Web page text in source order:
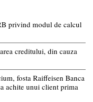
privind modul de calcul
creditului, din cauza
fosta Raiffeisen Banca
achite unui client prima